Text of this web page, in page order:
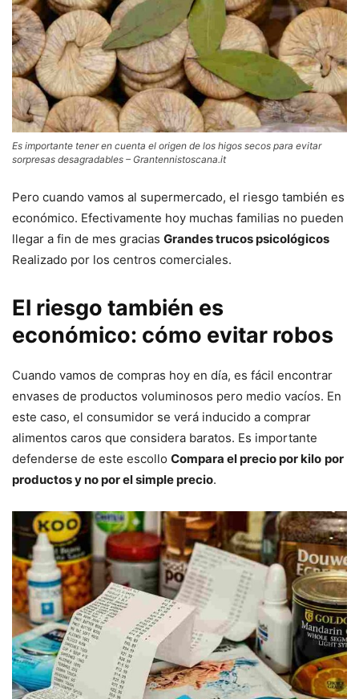
Es importante tener en cuenta el origen de los higos secos para evitar
sorpresas desagradables – Grantennistoscana.it
Pero cuando vamos al supermercado, el riesgo también es
económico. Efectivamente hoy muchas familias no pueden
llegar a fin de mes gracias Grandes trucos psicológicos
Realizado por los centros comerciales.
El riesgo también es
económico: cómo evitar robos
Cuando vamos de compras hoy en día, es fácil encontrar
envases de productos voluminosos pero medio vacíos. En
este caso, el consumidor se verá inducido a comprar
alimentos caros que considera baratos. Es importante
defenderse de este escollo Compara el precio por kilo por
productos y no por el simple precio.